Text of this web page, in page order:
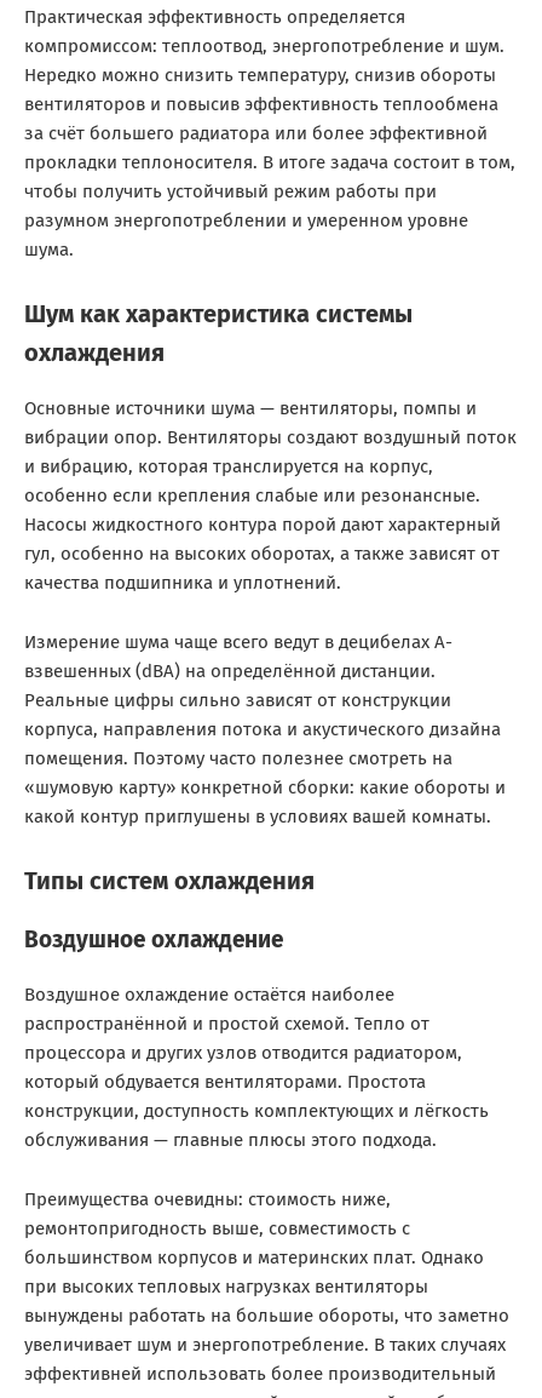
Практическая эффективность определяется
компромиссом: теплоотвод, энергопотребление и шум.
Нередко можно снизить температуру, снизив обороты
вентиляторов и повысив эффективность теплообмена
за счёт большего радиатора или более эффективной
прокладки теплоносителя. В итоге задача состоит в том,
чтобы получить устойчивый режим работы при
разумном энергопотреблении и умеренном уровне
шума.
Шум как характеристика системы
охлаждения
Основные источники шума — вентиляторы, помпы и
вибрации опор. Вентиляторы создают воздушный поток
и вибрацию, которая транслируется на корпус,
особенно если крепления слабые или резонансные.
Насосы жидкостного контура порой дают характерный
гул, особенно на высоких оборотах, а также зависят от
качества подшипника и уплотнений.
Измерение шума чаще всего ведут в децибелах A-
взвешенных (dBA) на определённой дистанции.
Реальные цифры сильно зависят от конструкции
корпуса, направления потока и акустического дизайна
помещения. Поэтому часто полезнее смотреть на
«шумовую карту» конкретной сборки: какие обороты и
какой контур приглушены в условиях вашей комнаты.
Типы систем охлаждения
Воздушное охлаждение
Воздушное охлаждение остаётся наиболее
распространённой и простой схемой. Тепло от
процессора и других узлов отводится радиатором,
который обдувается вентиляторами. Простота
конструкции, доступность комплектующих и лёгкость
обслуживания — главные плюсы этого подхода.
Преимущества очевидны: стоимость ниже,
ремонтопригодность выше, совместимость с
большинством корпусов и материнских плат. Однако
при высоких тепловых нагрузках вентиляторы
вынуждены работать на большие обороты, что заметно
увеличивает шум и энергопотребление. В таких случаях
эффективней использовать более производительный